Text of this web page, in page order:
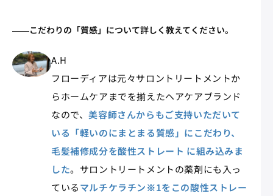
――こだわりの「質感」について詳しく教えてください。
A.H
フローディアは元々サロントリートメントか
らホームケアまでを揃えたヘアケアブランド
なので、美容師さんからもご支持いただいて
いる「軽いのにまとまる質感」にこだわり、
毛髪補修成分を酸性ストレート に組み込みま
した。サロントリートメントの薬剤にも入っ
ているマルチケラチン※1をこの酸性ストレー